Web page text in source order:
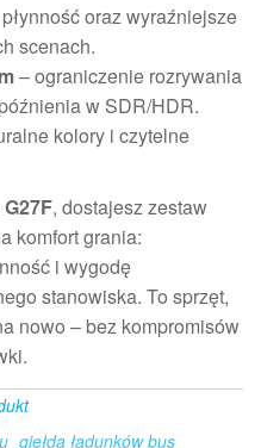
oraz wyraźniejsze
scenach.
– ograniczenie rozrywania
w SDR/HDR.
kolory i czytelne
, dostajesz zestaw
komfort grania:
i wygodę
stanowiska. To sprzęt,
nowo – bez kompromisów
giełda ładunków bus